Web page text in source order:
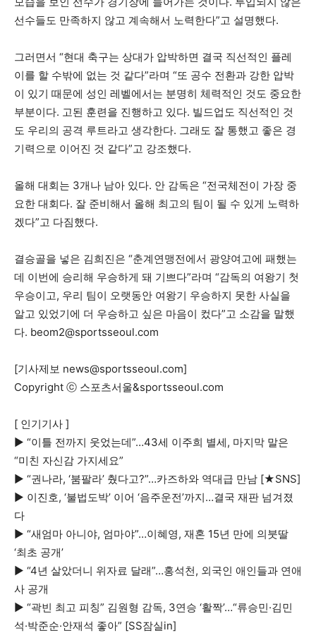
선수들도 만족하지 않고 계속해서 노력한다”고 설명했다.
그러면서 “현대 축구는 상대가 압박하면 결국 직선적인 플레
이를 할 수밖에 없는 것 같다”라며 “또 공수 전환과 강한 압박
이 있기 때문에 성인 레벨에서는 분명히 체력적인 것도 중요한
부분이다. 고된 훈련을 진행하고 있다. 빌드업도 직선적인 것
도 우리의 공격 루트라고 생각한다. 그래도 잘 통했고 좋은 경
기력으로 이어진 것 같다”고 강조했다.
올해 대회는 3개나 남아 있다. 안 감독은 “전국체전이 가장 중
요한 대회다. 잘 준비해서 올해 최고의 팀이 될 수 있게 노력하
겠다”고 다짐했다.
결승골을 넣은 김희진은 “춘계연맹전에서 광양여고에 패했는
데 이번에 승리해 우승하게 돼 기쁘다”라며 “감독의 여왕기 첫
우승이고, 우리 팀이 오랫동안 여왕기 우승하지 못한 사실을
알고 있었기에 더 우승하고 싶은 마음이 컸다”고 소감을 말했
다. beom2@sportsseoul.com
[기사제보 news@sportsseoul.com]
Copyright ⓒ 스포츠서울&sportsseoul.com
[ 인기기사 ]
▶ “이틀 전까지 웃었는데”…43세 이주희 별세, 마지막 말은
“미친 자신감 가지세요”
▶ “권나라, ‘붐팔라’ 췄다고?”…카즈하와 역대급 만남 [★SNS]
▶ 이진호, ‘불법도박’ 이어 ‘음주운전’까지…결국 재판 넘겨졌
다
▶ “새엄마 아니야, 엄마야”…이혜영, 재혼 15년 만에 의붓딸
‘최초 공개’
▶ “4년 살았더니 위자료 달래”…홍석천, 외국인 애인들과 연애
사 공개
▶ “곽빈 최고 피칭” 김원형 감독, 3연승 ‘활짝’…“류승민·김민
석·박준순·안재석 좋아” [SS잠실in]